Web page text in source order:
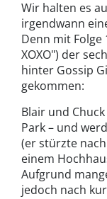
Wir halten es
irgendwann
Denn mit Folge
XOXO") der
hinter Gossip
gekommen:
Blair und
Park – und
(er stürzte
einem
Aufgrund
jedoch nach